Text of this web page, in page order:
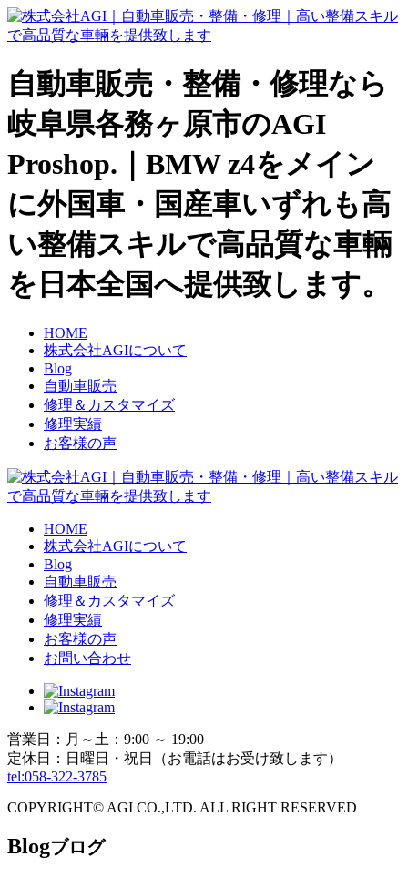
自動車販売・整備・修理なら
岐阜県各務ヶ原市のAGI
Proshop.｜BMW z4をメイン
に外国車・国産車いずれも高
い整備スキルで高品質な車輛
を日本全国へ提供致します。
HOME
株式会社AGIについて
Blog
自動車販売
修理＆カスタマイズ
修理実績
お客様の声
HOME
株式会社AGIについて
Blog
自動車販売
修理＆カスタマイズ
修理実績
お客様の声
お問い合わせ
営業日：月～土：9:00 ～ 19:00
定休日：日曜日・祝日（お電話はお受け致します）
tel:058-322-3785
COPYRIGHT© AGI CO.,LTD. ALL RIGHT RESERVED
Blogブログ